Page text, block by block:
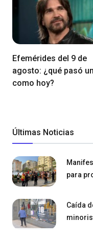
Efemérides del 9 de
agosto: ¿qué pasó
como hoy?
Últimas Noticias
para
Caída